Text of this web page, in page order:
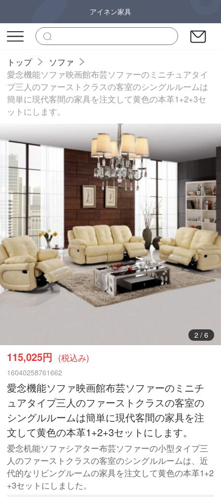
アイネン家具
トップ
ソファ
愛念機能ソファ映画館布芸ソファーのミニチュアタイ
プ三人のファーストクラスの客室のシングルルームは
簡単に現代客間の家具を注文して黄色の本革1+2+3セ
ットにします。
3/ 6
115,025円 (税込み)
16040258761662
愛念機能ソファ映画館布芸ソファーのミニチ
ュアタイプ三人のファーストクラスの客室の
シングルルームは簡単に現代客間の家具を注
文して黄色の本革1+2+3セットにします。
爱念机能ソファシアター布芸ソファーの小型タイプ三
人のファーストクラスの客室のシングルルームは、近
代的なリビングルームの家具を注文して黄色の本革1+2
+3セットにしました。